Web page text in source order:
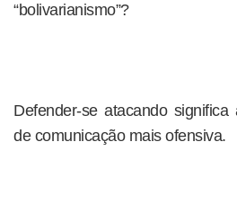
“bolivarianismo”?
Defender-se atacando
de comunicação mais ofensiva.